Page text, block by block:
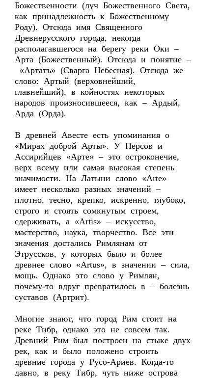
Божественности (луч Божественного Света,
как принадлежность к Божественному
Роду). Отсюда имя Священного
Древнерусского города, некогда
располагавшегося на берегу реки Оки –
Арта (Божественный). Отсюда и понятие –
«Артатъ» (Сварга Небесная). Отсюда же
слово: Артый (верховнейший,
главнейший), в койностях некоторых
народов произносившееся, как – Ардый,
Арда (Орда).
В древней Авесте есть упоминания о
«Мирах доброй Арты». У Персов и
Ассирийцев «Арте» – это остроконечие,
верх всему или самая высокая степень
значимости. На Латыни слово «Arte»
имеет несколько разных значений –
плотно, тесно, крепко, искренно, глубоко,
строго и стоять сомкнутым строем,
сдерживать, а «Artis» – искусство,
мастерство, наука, творчество. Все эти
значения достались Римлянам от
Этруссков, у которых было и более
древнее слово «Artus», в значении – сила,
мощь. Однако это слово у Римлян,
почему-то вдруг превратилось в – болезнь
суставов (Артрит).
Многие знают, что город Рим стоит на
реке Тибр, однако это не совсем так.
Древний Рим был построен на стыке двух
рек, как и было положено строить
древние города у Русо-Ариев. Когда-то
давно, в реку Тибр, чуть ниже острова